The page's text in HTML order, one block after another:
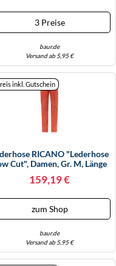
Mehrfarbig, Wadenlang,
V-Ausschnitt, Kleider
3 Preise
baur.de
Versand ab 5,95 €
inkl. Gutschein
RICANO "Lederhose
Cut", Damen, Gr. M, Länge
Lammnappaleder LANA.,
M) Rot
159,19 €
zum Shop
baur.de
Versand ab 5,95 €